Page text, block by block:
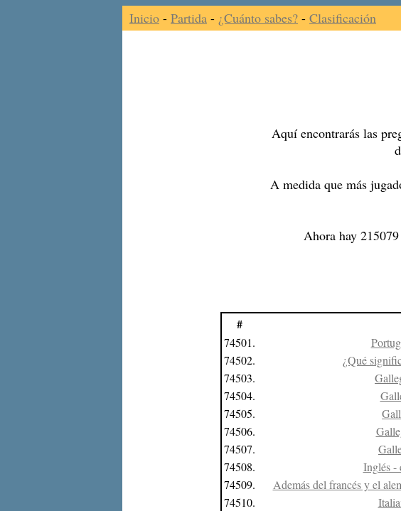
Inicio - Partida - ¿Cuánto sabes? - Clasificación
Aquí encontrarás las
A medida que más
Ahora hay
#
74501.
74502.
¿Qué
74503.
74504.
74505.
74506.
74507.
74508.
Inglés -
74509.
Además del francés y el
74510.